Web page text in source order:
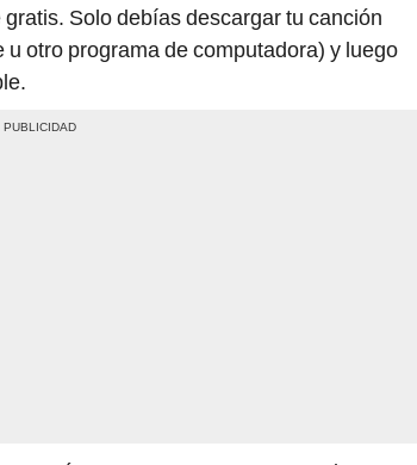
Solo debías descargar tu canción
otro programa de computadora) y luego